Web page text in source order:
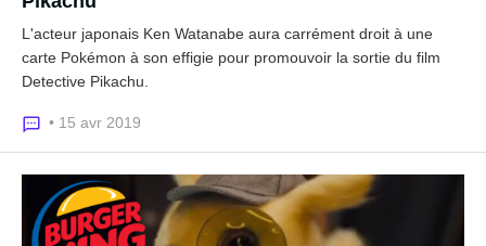
L'acteur japonais Ken Watanabe aura carrément droit à une
carte Pokémon à son effigie pour promouvoir la sortie du film
Detective Pikachu.
• 15 avr 2019